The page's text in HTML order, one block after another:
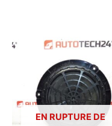
EN RUPTURE DE